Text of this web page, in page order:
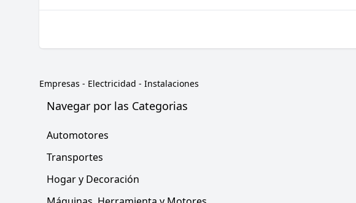
Empresas - Electricidad - Instalaciones
Navegar por las Categorias
Automotores
Transportes
Hogar y Decoración